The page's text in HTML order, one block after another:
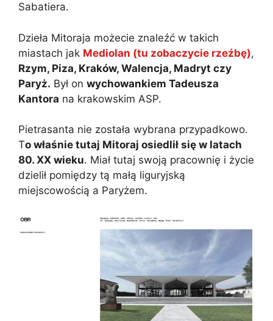
Sabatiera.
Dzieła Mitoraja możecie znaleźć w takich
miastach jak Mediolan (tu zobaczycie rzeźbę),
Rzym, Piza, Kraków, Walencja, Madryt czy
Paryż. Był on wychowankiem Tadeusza
Kantora na krakowskim ASP.
Pietrasanta nie została wybrana przypadkowo.
To właśnie tutaj Mitoraj osiedlił się w latach
80. XX wieku. Miał tutaj swoją pracownię i życie
dzielił pomiędzy tą małą liguryjską
miejscowością a Paryżem.